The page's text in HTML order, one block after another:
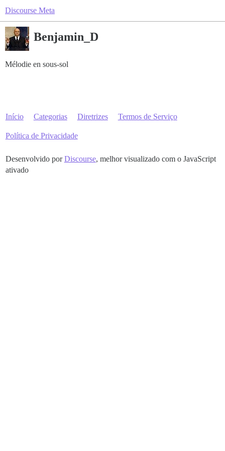
Discourse Meta
Benjamin_D
Mélodie en sous-sol
Início Categorias Diretrizes Termos de Serviço
Política de Privacidade
Desenvolvido porDiscourse, melhor visualizado com o JavaScript
ativado